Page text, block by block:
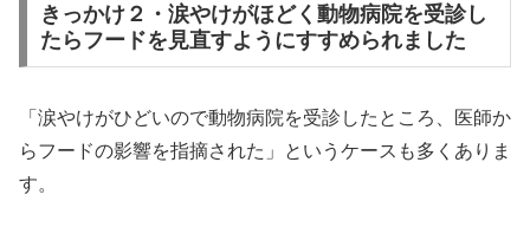
きっかけ２・涙やけがほどく動物病院を受診し
たらフードを見直すようにすすめられました
「涙やけがひどいので動物病院を受診したところ、医師か
らフードの影響を指摘された」というケースも多くありま
す。